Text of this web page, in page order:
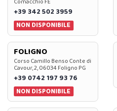
Comacchio FE
+39 342 502 3959
NON DISPONIBILE
FOLIGNO
Corso Camillo Benso Conte di
Cavour, 2, 06034 Foligno PG
+39 0742 197 93 76
NON DISPONIBILE